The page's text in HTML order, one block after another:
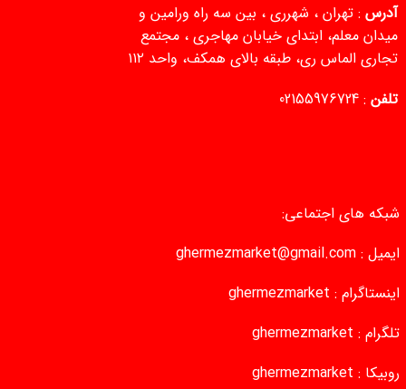
آدرس : تهران ، شهرری ، بین سه راه ورامین و
میدان معلم، ابتدای خیابان مهاجری ، مجتمع
تجاری الماس ری، طبقه بالای همکف، واحد ۱۱۲
تلفن :
02155976724
شبکه های اجتماعی:
ایمیل : ghermezmarket@gmail.com
اینستاگرام : ghermezmarket
تلگرام : ghermezmarket
روبیکا : ghermezmarket